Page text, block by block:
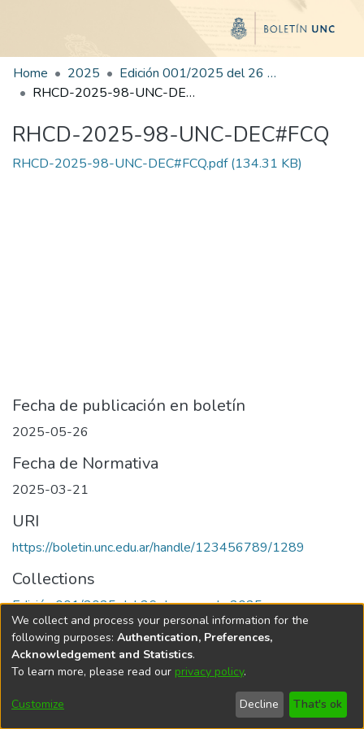
Home 2025
Edición 001/2025 del 26 de mayo de 2025
RHCD-2025-98-UNC-DEC#FCQ
RHCD-2025-98-UNC-DEC#FCQ
RHCD-2025-98-UNC-DEC#FCQ.pdf(134.31 KB)
Fecha de publicación en boletín
2025-05-26
Fecha de Normativa
2025-03-21
URI
https://boletin.unc.edu.ar/handle/123456789/1289
Collections
Edición 001/2025 del 26 de mayo de 2025
Universidad Nacional de Córdoba
We collect and process your personal information for the
following purposes: Authentication, Preferences,
Acknowledgement and Statistics.
To learn more, please read our privacy policy.
Customize Decline That's ok